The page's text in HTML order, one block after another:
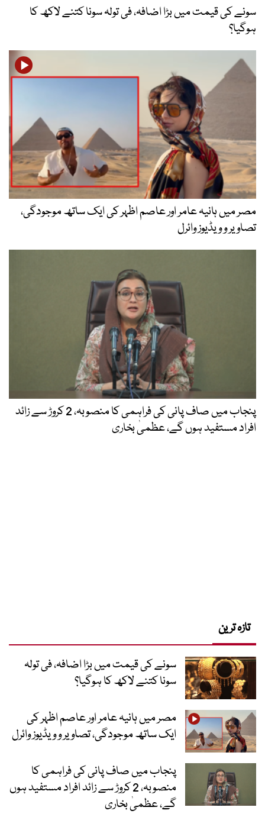
سونے کی قیمت میں بڑا اضافہ، فی تولہ سونا کتنے لاکھ کا
ہوگیا؟
مصر میں ہانیہ عامر اور عاصم اظہر کی ایک ساتھ موجودگی،
تصاویر و ویڈیوز وائرل
پنجاب میں صاف پانی کی فراہمی کا منصوبہ، 2 کروڑ سے زائد
افراد مستفید ہوں گے، عظمیٰ بخاری
تازہ ترین
سونے کی قیمت میں بڑا اضافہ، فی تولہ
سونا کتنے لاکھ کا ہوگیا؟
مصر میں ہانیہ عامر اور عاصم اظہر کی
ایک ساتھ موجودگی، تصاویر و ویڈیوز وائرل
پنجاب میں صاف پانی کی فراہمی کا
منصوبہ، 2 کروڑ سے زائد افراد مستفید ہوں
گے، عظمیٰ بخاری